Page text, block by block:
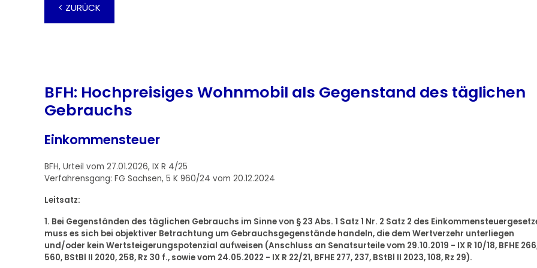
< ZURÜCK
BFH: Hochpreisiges Wohnmobil als Gegenstand des täglichen
Gebrauchs
Einkommensteuer
BFH, Urteil vom 27.01.2026, IX R 4/25
Verfahrensgang: FG Sachsen, 5 K 960/24 vom 20.12.2024
Leitsatz:
1. Bei Gegenständen des täglichen Gebrauchs im Sinne von § 23 Abs. 1 Satz 1 Nr. 2 Satz 2 des
muss es sich bei objektiver Betrachtung um Gebrauchsgegenstände handeln, die dem Wertverzehr unterliegen
und/oder kein Wertsteigerungspotenzial aufweisen (Anschluss an Senatsurteile vom 29.10.2019 - IX R 10/18, BFHE
560, BStBl II 2020, 258, Rz 30 f., sowie vom 24.05.2022 - IX R 22/21, BFHE 277, 237, BStBl II 2023, 108, Rz 29).